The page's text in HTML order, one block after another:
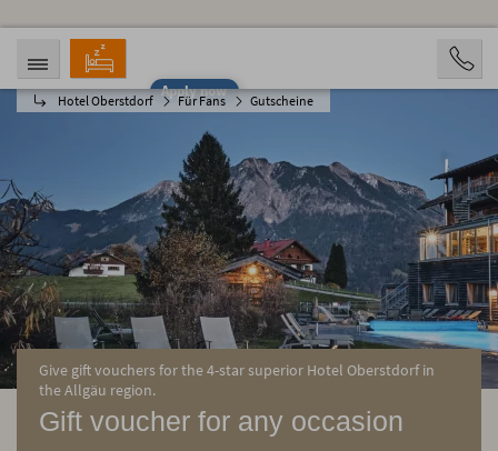
Apply now
Hotel Oberstdorf Für Fans Gutscheine
ARRIVAL DEPARTURE
08/12/2026
BOOKING
Give gift vouchers for the 4-star superior Hotel Oberstdorf in
the Allgäu region.
Gift voucher for any occasion